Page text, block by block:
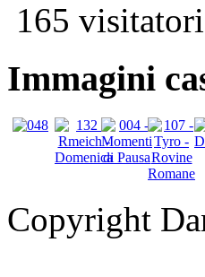
165
Immagini
Copyright